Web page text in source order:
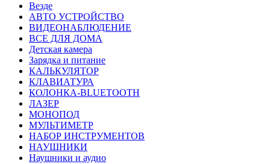
Везде
АВТО УСТРОЙСТВО
ВИДЕОНАБЛЮДЕНИЕ
ВСЕ ДЛЯ ДОМА
Детская камера
Зарядка и питание
КАЛЬКУЛЯТОР
КЛАВИАТУРА
КОЛОНКА-BLUETOOTH
ЛАЗЕР
МОНОПОД
МУЛЬТИМЕТР
НАБОР ИНСТРУМЕНТОВ
НАУШНИКИ
Наушники и аудио